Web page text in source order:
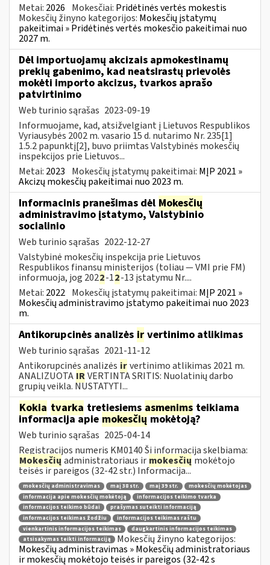
Metai: 2026 Mokesčiai: Pridėtinės vertės mokestis
Mokesčių žinyno kategorijos: Mokesčių įstatymų
pakeitimai » Pridėtinės vertės mokesčio pakeitimai nuo
2027 m.
Dėl importuojamų akcizais apmokestinamų
prekių gabenimo, kad neatsirastų prievolės
mokėti importo akcizus, tvarkos aprašo
patvirtinimo
Web turinio sąrašas 2023-09-19
Informuojame, kad, atsižvelgiant į Lietuvos Respublikos
Vyriausybės 2002 m. vasario 15 d. nutarimo Nr. 235[1]
1.5.2 papunktį[2], buvo priimtas Valstybinės mokesčių
inspekcijos prie Lietuvos...
Metai: 2023 Mokesčių įstatymų pakeitimai: MĮP 2021 »
Akcizų mokesčių pakeitimai nuo 2023 m.
Informacinis pranešimas dėl Mokesčių
administravimo įstatymo, Valstybinio
socialinio
Web turinio sąrašas 2022-12-27
Valstybinė mokesčių inspekcija prie Lietuvos
Respublikos finansų ministerijos (toliau — VMI prie FM)
informuoja, jog 2022-12-13 įstatymu Nr....
Metai: 2022 Mokesčių įstatymų pakeitimai: MĮP 2021 »
Mokesčių administravimo įstatymo pakeitimai nuo 2023
m.
Antikorupcinės analizės ir vertinimo atlikimas
Web turinio sąrašas 2021-11-12
Antikorupcinės analizės irvertinimo atlikimas 2021 m.
ANALIZUOTA IRVERTINTA SRITIS: Nuolatinių darbo
grupių veikla. NUSTATYTI...
Kokia tvarka tretiesiems asmenims teikiama
informacija apie mokesčiųmokėtoją?
Web turinio sąrašas 2025-04-14
Registracijos numeris KM0140 Ši informacija skelbiama:
Mokesčių administratoriaus ir mokesčių mokėtojo
teisės ir pareigos (32-42 str.) Informacija...
mokesčių administravimas maį 38 str. maį 39 str.
mokesčių mokėtojas
informacija apie mokesčių mokėtoją
informacijos teikimo tvarka
informacijos teikimo būdai
prašymas suteikti informaciją
informacijos teikimas žodžiu
informacijos teikimas raštu
vienkartinis informacijos teikimas
daugkartinis informacijos teikimas
atsisakymas teikti informaciją
Mokesčių žinyno kategorijos:
Mokesčių administravimas » Mokesčių administratoriaus
ir mokesčių mokėtojo teisės ir pareigos (32-42 s